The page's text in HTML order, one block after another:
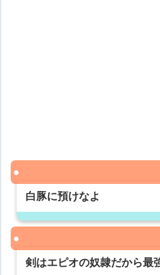
白豚に預けなよ
剣はエピオの奴隷だから最